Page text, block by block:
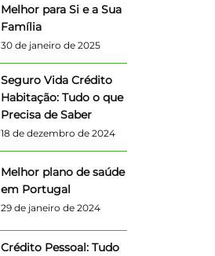
Melhor para Si e a Sua
Família
30 de janeiro de 2025
Seguro Vida Crédito
Habitação: Tudo o que
Precisa de Saber
18 de dezembro de 2024
Melhor plano de saúde
em Portugal
29 de janeiro de 2024
Crédito Pessoal: Tudo